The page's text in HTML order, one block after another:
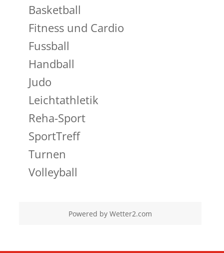
Basketball
Fitness und Cardio
Fussball
Handball
Judo
Leichtathletik
Reha-Sport
SportTreff
Turnen
Volleyball
Powered by Wetter2.com